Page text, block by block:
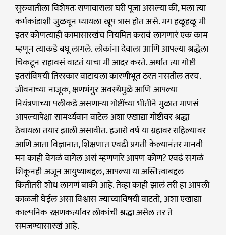
सुरुवातीला विशेषतः सणावाराला घरी पूजा असल्या की, मला त्या
कर्मकांडाशी जुळवून घ्यायला खूप त्रास होत असे. मग हळूहळू मी
इतर कोणत्याही कामासारखंच नियमित करावं लागणारं एक काम
म्हणून त्याकडे बघू लागले. लोकांना देवाला आणि आपल्या श्रद्धेला
चिकटून राहावसं वाटतं याचा मी आदर करते. अर्थात त्या गोष्टी
इतरांविषयी तिरस्कार वाटायला कारणीभूत ठरत नसतील तरच.
जीवनाच्या नाजूक, क्षणभंगुर अवस्थेमुळे आणि आपल्या
नियंत्रणाच्या पलीकडे असणाऱ्या गोष्टींच्या भीतीने मुळात माणसं
आपल्यापेक्षा सामर्थ्यवान वाटेल अशा एखाद्या गोष्टीवर श्रद्धा
ठेवायला तयार झाली असावीत. हजारो वर्षं या ग्रहावर राहिल्यावर
आणि आता विज्ञानात, शिक्षणात एवढी प्रगती केल्यानंतर मानवी
मन काही वेगळं वागेल असं म्हणणारे आपण कोण? एवढं सगळं
शिकूनही अजून आयुष्याबद्दल, आपल्या या अस्तित्वाबद्दल
कितीतरी शोध लागणं बाकी आहे. तेव्हा काही झालं तरी हा आपली
काळजी घेईल असा विश्वास ज्याच्याविषयी वाटतो, अशा एखाद्या
काल्पनिक रक्षणकर्त्यावर लोकांची श्रद्धा असेल तर ते
समजण्यासारखं आहे.